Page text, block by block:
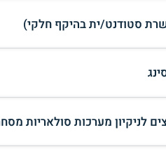
סטודנט/ית בהיקף חלקי)
לניקיון מערכות סולאריות